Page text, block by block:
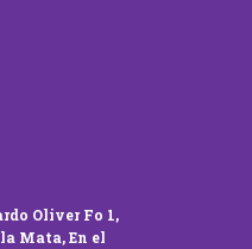
Oliver Fo 1,
Mata, En el